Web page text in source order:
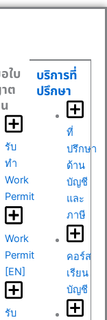
ใบ
ต
รับ
ทำ
Work
Permit
Work
Permit
[EN]
รับ
บริการที่
ปรึกษา
ที่
ปรึกษา
ด้าน
บัญชี
และ
ภาษี
คอร์ส
เรียน
บัญชี